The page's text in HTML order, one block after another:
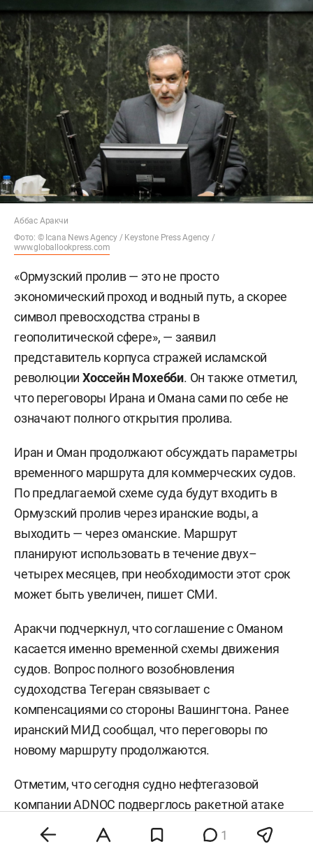
Аббас Аракчи
Фото: © Icana News Agency / Keystone Press Agency /
www.globallookpress.com
«Ормузский пролив — это не просто
экономический проход и водный путь, а скорее
символ превосходства страны в
геополитической сфере», — заявил
представитель корпуса стражей исламской
революцииХоссейн Мохебби. Он также отметил,
что переговоры Ирана и Омана сами по себе не
означают полного открытия пролива.
Иран и Оман продолжают обсуждать параметры
временного маршрута для коммерческих судов.
По предлагаемой схеме суда будут входить в
Ормузский пролив через иранские воды, а
выходить — через оманские. Маршрут
планируют использовать в течение двух–
четырех месяцев, при необходимости этот срок
может быть увеличен, пишет СМИ.
Аракчи подчеркнул, что соглашение с Оманом
касается именно временной схемы движения
судов. Вопрос полного возобновления
судоходства Тегеран связывает с
компенсациями со стороны Вашингтона. Ранее
иранский МИД сообщал, что переговоры по
новому маршруту продолжаются.
Отметим, что сегодня судно нефтегазовой
компании ADNOC подверглось ракетной атаке
при прохождении через Ормузский пролив.
Власти ОАЭ заявили, что удар нанес Иран, и
1